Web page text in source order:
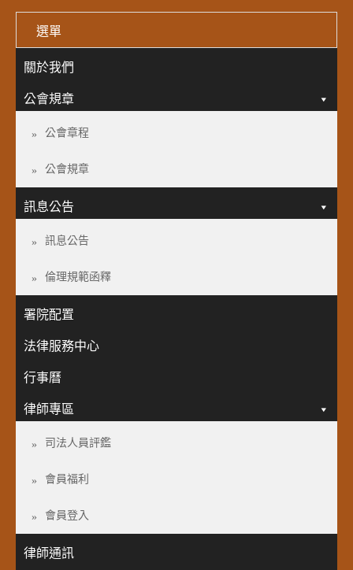
選單
關於我們
公會規章
公會章程
公會規章
訊息公告
訊息公告
倫理規範函釋
署院配置
法律服務中心
行事曆
律師專區
司法人員評鑑
會員福利
會員登入
律師通訊